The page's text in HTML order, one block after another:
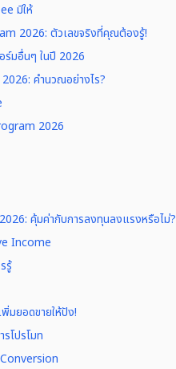
มีให้
2026: ตัวเลขจริงที่คุณต้องรู้!
มอื่นๆ ในปี 2026
คำนวณอย่างไร?
2026
คุ้มค่ากับการลงทุนลงแรงหรือไม่?
Income
รู้
มยอดขายให้ปัง!
โปรโมท